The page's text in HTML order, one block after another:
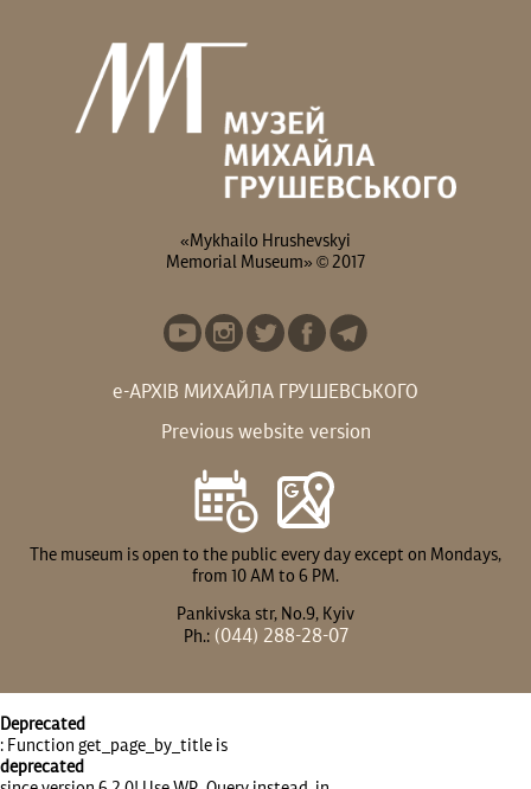
«Mykhailo Hrushevskyi
Memorial Museum» © 2017
е-АРХІВ МИХАЙЛА ГРУШЕВСЬКОГО
Previous website version
The museum is open to the public every day except on Mondays,
from 10 AM to 6 PM.
Pankivska str, No.9, Kyiv
Ph.:(044) 288-28-07
Deprecated
: Function get_page_by_title is
deprecated